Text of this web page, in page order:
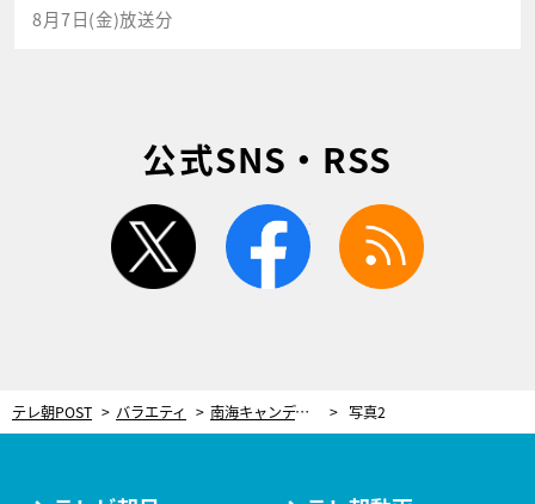
8月7日(金)放送分
公式SNS・RSS
twitter facebook
テレ朝POST バラエティ 南海キャンディーズ、相席スタート…各世代を代表する“男女コンビ”がそれぞれの戦略を激白！ 写真2